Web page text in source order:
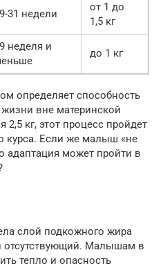
31 недели
от 1 до
1,5 кг
неделя и
до 1 кг
определяет способность
вне материнской
2,5 кг, этот процесс пройдет
курса. Если же малыш «не
адаптация может пройти в
слой подкожного жира
отсутствующий. Малышам в
тепло и опасность